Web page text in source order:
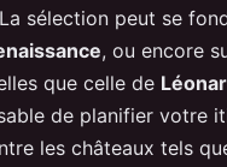
sélection peut se
, ou encore
que celle de
de planifier votre
les châteaux tels